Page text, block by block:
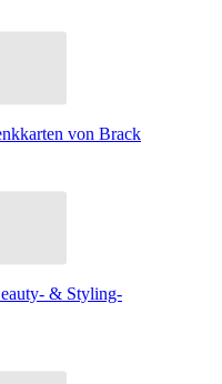
von Brack
& Styling-